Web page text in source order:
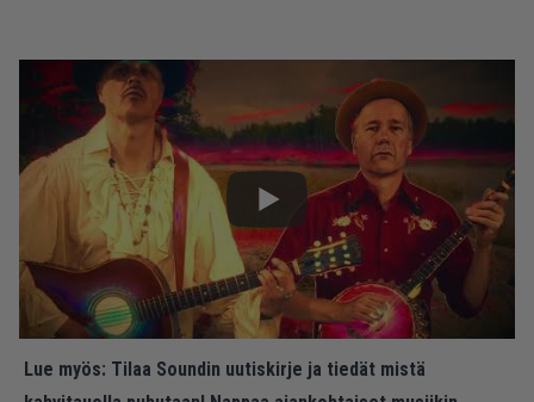
Lue myös: Tilaa Soundin uutiskirje ja tiedät mistä